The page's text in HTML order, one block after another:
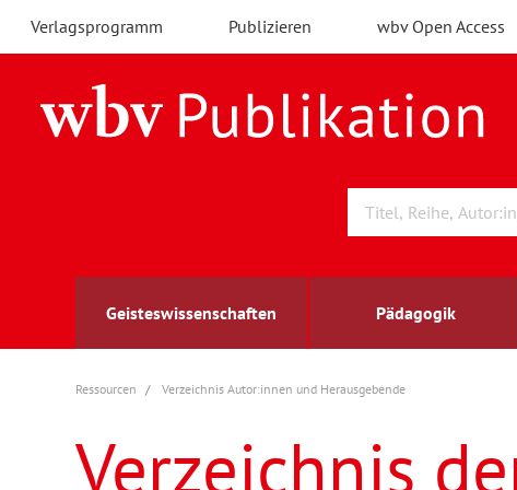
Verlagsprogramm Publizieren wbv Open Access
Geisteswissenschaften Pädagogik
Archäologie
Berufs- und Wirtschaftspädagogik
Arbeitsmarktforschung
Außenwirtschaft
berufsbildung
Ressourcen Verzeichnis Autor:innen und Herausgebende
Verzeichnis